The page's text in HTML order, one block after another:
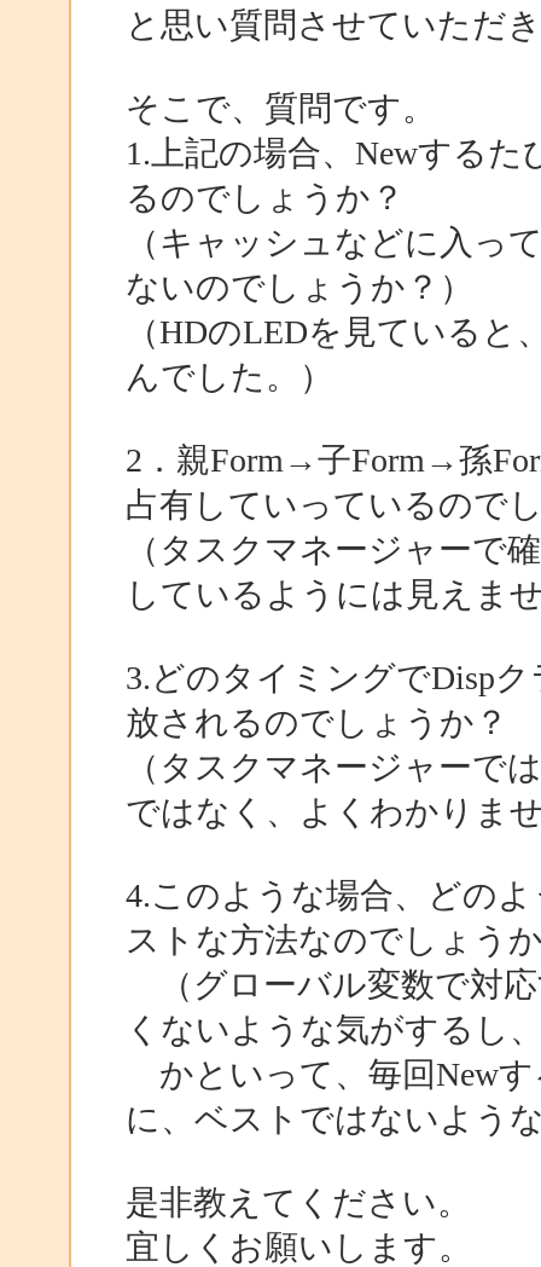
と思い質問させていただ
そこで、質問です。
1.上記の場合、Newする
るのでしょうか？
（キャッシュなどに入っ
ないのでしょうか？）
（HDのLEDを見ている
んでした。）
2．親Form→子Form→孫
占有していっているので
（タスクマネージャーで
しているようには見えま
3.どのタイミングでDisp
放されるのでしょうか？
（タスクマネージャーで
ではなく、よくわかりま
4.このような場合、どの
ストな方法なのでしょう
（グローバル変数で対
くないような気がするし
かといって、毎回New
に、ベストではないよう
是非教えてください。
宜しくお願いします。